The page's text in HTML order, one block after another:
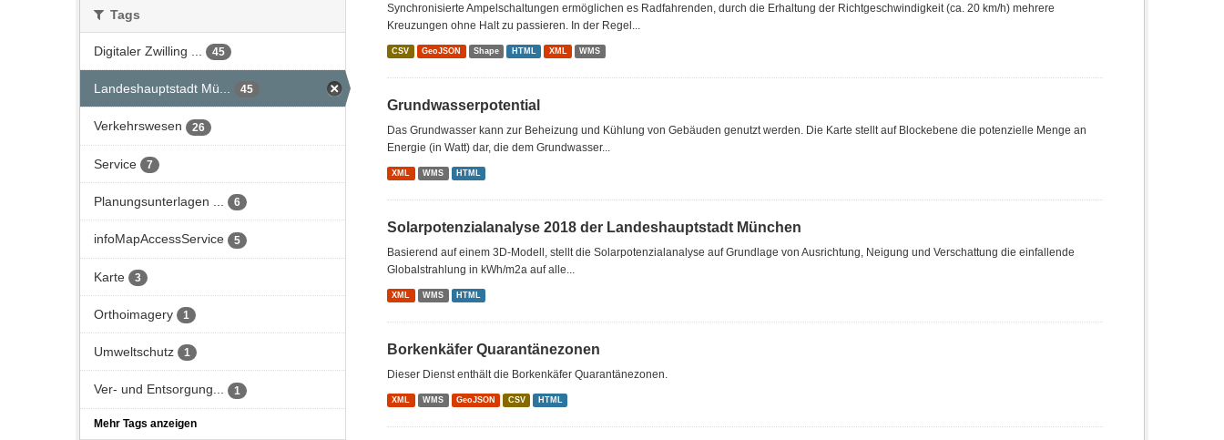
Tags
Digitaler Zwilling ... 45
Landeshauptstadt Mü... 45
Verkehrswesen 26
Service 7
Planungsunterlagen ... 6
infoMapAccessService 5
Karte 3
Orthoimagery 1
Umweltschutz 1
Ver- und Entsorgung... 1
Mehr Tags anzeigen
Synchronisierte Ampelschaltungen ermöglichen es Radfahrenden, durch die Erhaltung der Richtgeschwindigkeit (ca. 20 km/h) mehrere
Kreuzungen ohne Halt zu passieren. In der Regel...
CSV GeoJSON Shape HTML XML WMS
Grundwasserpotential
Das Grundwasser kann zur Beheizung und Kühlung von Gebäuden genutzt werden. Die Karte stellt auf Blockebene die potenzielle Menge an
Energie (in Watt) dar, die dem Grundwasser...
XML WMS HTML
Solarpotenzialanalyse 2018 der Landeshauptstadt München
Basierend auf einem 3D-Modell, stellt die Solarpotenzialanalyse auf Grundlage von Ausrichtung, Neigung und Verschattung die einfallende
Globalstrahlung in kWh/m2a auf alle...
XML WMS HTML
Borkenkäfer Quarantänezonen
Dieser Dienst enthält die Borkenkäfer Quarantänezonen.
XML WMS GeoJSON CSV HTML